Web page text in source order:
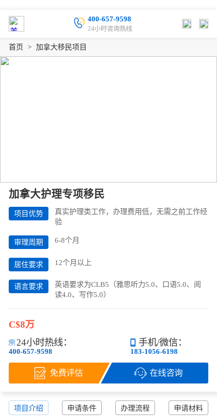
400-657-9598
24小时咨询热线
首页 > 加拿大移民项目
加拿大护理专项移民
项目优势
真实护理类工作，办理费用低，无需之前工作经
验
审理周期 6-8个月
居住要求 12个月以上
语言要求
英语要求为CLB5（雅思听力5.0、口语5.0、阅
读4.0、写作5.0）
C$8万
24小时热线：
400-657-9598
手机/微信：
183-1056-6198
免费评估 在线咨询
项目介绍 申请条件 办理流程 申请材料